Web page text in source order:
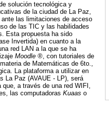
solución tecnológica y
de la ciudad de La Paz,
las limitaciones de acceso
de las TIC y las habilidades
Esta propuesta ha sido
Invertida) en cuanto a la
red LAN a la que se ha
Moodle ®, con tutoriales de
de Matemáticas de 6to.,
La plataforma a utilizar en
La Paz (AVAUE - LP), será
a través de una red WIFI,
las computadoras Kuaas o